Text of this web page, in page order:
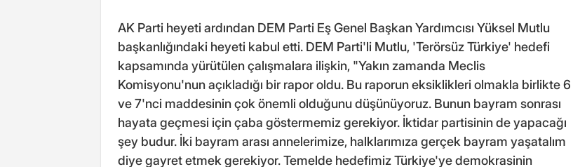
AK Parti heyeti ardından DEM Parti Eş Genel Başkan Yardımcısı Yüksel Mutlu
başkanlığındaki heyeti kabul etti. DEM Parti'li Mutlu, 'Terörsüz Türkiye' hedefi
kapsamında yürütülen çalışmalara ilişkin, "Yakın zamanda Meclis
Komisyonu'nun açıkladığı bir rapor oldu. Bu raporun eksiklikleri olmakla birlikte 6
ve 7'nci maddesinin çok önemli olduğunu düşünüyoruz. Bunun bayram sonrası
hayata geçmesi için çaba göstermemiz gerekiyor. İktidar partisinin de yapacağı
şey budur. İki bayram arası annelerimize, halklarımıza gerçek bayram yaşatalım
diye gayret etmek gerekiyor. Temelde hedefimiz Türkiye'ye demokrasinin